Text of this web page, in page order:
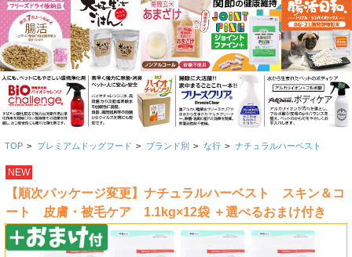
TOP > プレミアムドッグフード > ブランド別 > な行 > ナチュラルハーベスト
NEW
【順次パッケージ変更】ナチュラルハーベスト スキン＆コ
ート 皮膚・被毛ケア 1.1kg×12袋 ＋選べるおまけ付き